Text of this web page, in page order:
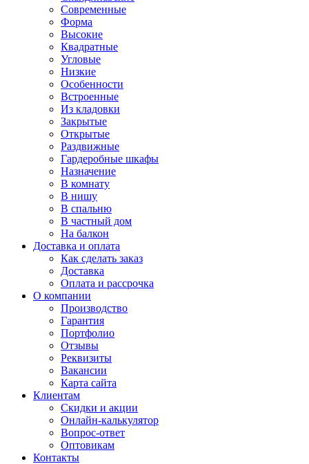
Современные
Форма
Высокие
Квадратные
Угловые
Низкие
Особенности
Встроенные
Из кладовки
Закрытые
Открытые
Раздвижные
Гардеробные шкафы
Назначение
В комнату
В нишу
В спальню
В частный дом
На балкон
Доставка и оплата
Как сделать заказ
Доставка
Оплата и рассрочка
О компании
Производство
Гарантия
Портфолио
Отзывы
Реквизиты
Вакансии
Карта сайта
Клиентам
Скидки и акции
Онлайн-калькулятор
Вопрос-ответ
Оптовикам
Контакты